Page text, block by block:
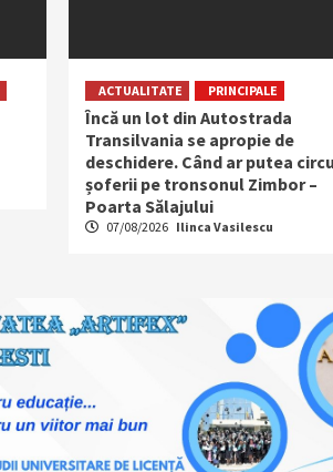
ACTUALITATE PRINCIPALE
Încă un lot din Autostrada
Transilvania se apropie de
deschidere. Când ar putea
șoferii pe tronsonul Zimbor –
Poarta Sălajului
07/08/2026 Ilinca Vasilescu